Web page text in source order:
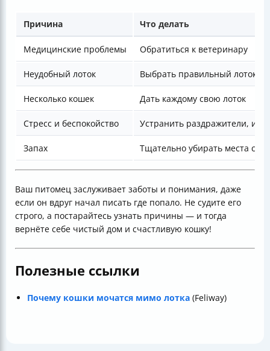
Причина Что делать
Медицинские проблемы Обратиться к ветеринару
Неудобный лоток Выбрать правильный лоток и
Несколько кошек Дать каждому свою лоток
Стресс и беспокойство Устранить раздражители,
Запах Тщательно убирать места с
Ваш питомец заслуживает заботы и понимания, даже
если он вдруг начал писать где попало. Не судите его
строго, а постарайтесь узнать причины — и тогда
вернёте себе чистый дом и счастливую кошку!
Полезные ссылки
Почему кошки мочатся мимо лотка (Feliway)